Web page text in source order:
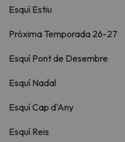
Esquí Estiu
Pròxima Temporada 26-27
Esquí Pont de Desembre
Esquí Nadal
Esquí Cap d'Any
Esquí Reis